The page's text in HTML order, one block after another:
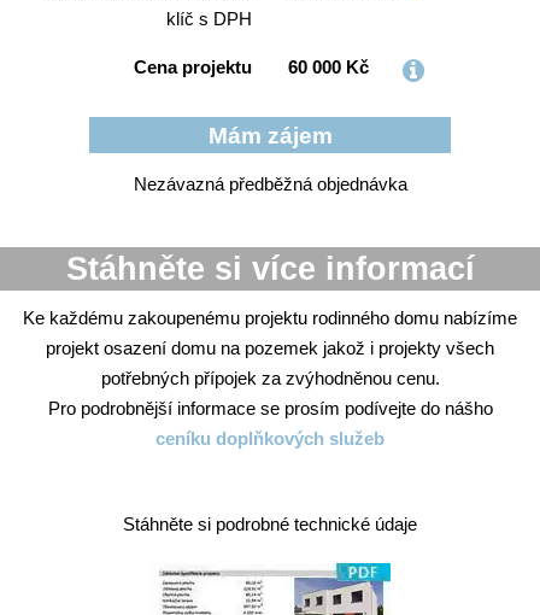
klíč s DPH
Cena projektu 60 000 Kč
Nezávazná předběžná objednávka
Stáhněte si více informací
Ke každému zakoupenému projektu rodinného domu nabízíme
projekt osazení domu na pozemek jakož i projekty všech
potřebných přípojek za zvýhodněnou cenu.
Pro podrobnější informace se prosím podívejte do nášho
ceníku doplňkových služeb
Stáhněte si podrobné technické údaje